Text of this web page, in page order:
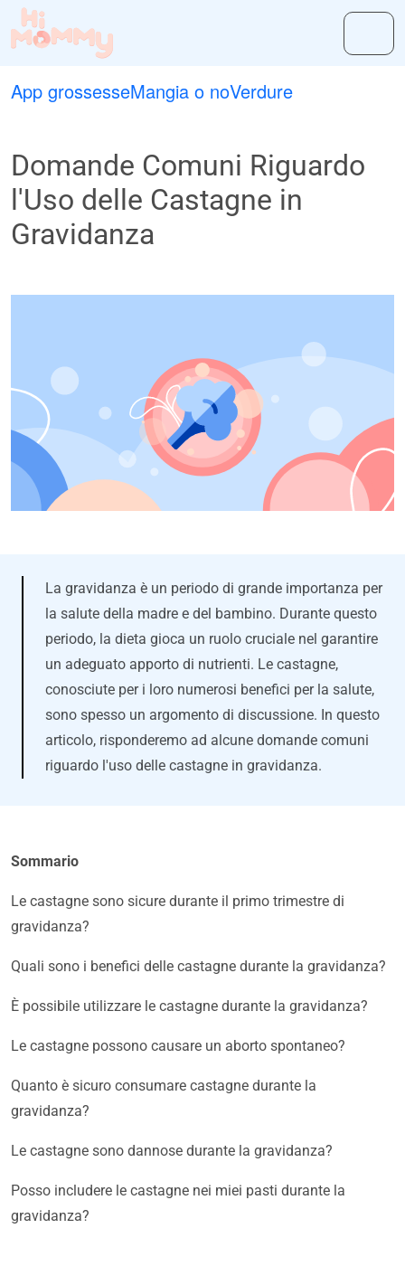
App grossesseMangia o noVerdure
Domande Comuni Riguardo
l'Uso delle Castagne in
Gravidanza
La gravidanza è un periodo di grande importanza per
la salute della madre e del bambino. Durante questo
periodo, la dieta gioca un ruolo cruciale nel garantire
un adeguato apporto di nutrienti. Le castagne,
conosciute per i loro numerosi benefici per la salute,
sono spesso un argomento di discussione. In questo
articolo, risponderemo ad alcune domande comuni
riguardo l'uso delle castagne in gravidanza.
Sommario
Le castagne sono sicure durante il primo trimestre di
gravidanza?
Quali sono i benefici delle castagne durante la gravidanza?
È possibile utilizzare le castagne durante la gravidanza?
Le castagne possono causare un aborto spontaneo?
Quanto è sicuro consumare castagne durante la
gravidanza?
Le castagne sono dannose durante la gravidanza?
Posso includere le castagne nei miei pasti durante la
gravidanza?